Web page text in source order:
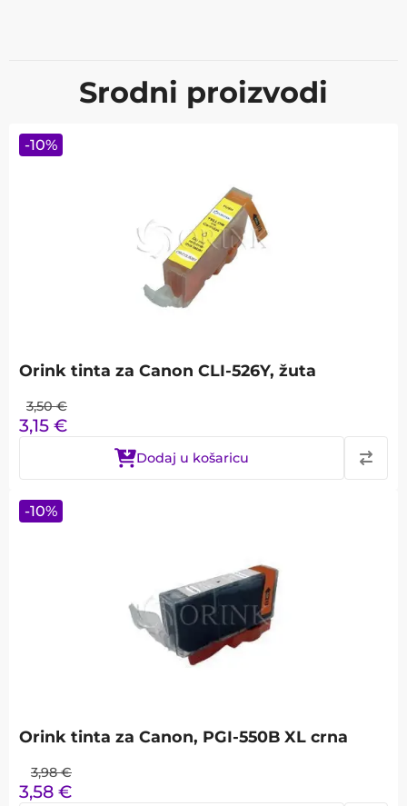
Srodni proizvodi
Orink tinta za Canon CLI-526Y, žuta
3,50 €
3,15 €
Dodaj u košaricu
-10%
Orink tinta za Canon, PGI-550B XL crna
3,98 €
3,58 €
-10%